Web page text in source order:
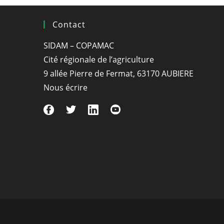
Contact
SIDAM – COPAMAC
Cité régionale de l’agriculture
9 allée Pierre de Fermat, 63170 AUBIERE
Nous écrire